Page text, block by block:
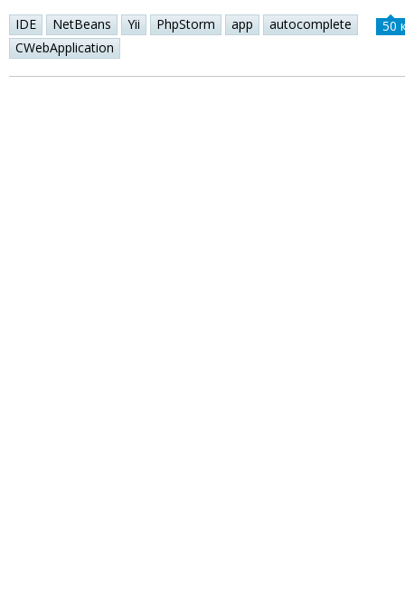
IDE NetBeans Yii PhpStorm app
autocomplete
CWebApplication
50